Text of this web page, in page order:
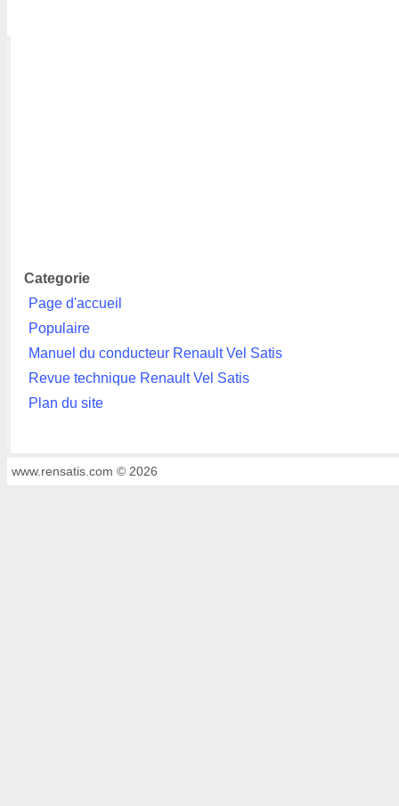
Categorie
Page d'accueil
Populaire
Manuel du conducteur Renault Vel Satis
Revue technique Renault Vel Satis
Plan du site
www.rensatis.com © 2026